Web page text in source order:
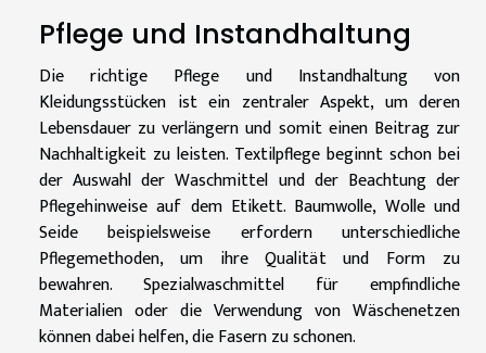
Pflege und Instandhaltung
Die richtige Pflege und Instandhaltung von
Kleidungsstücken ist ein zentraler Aspekt, um deren
Lebensdauer zu verlängern und somit einen Beitrag zur
Nachhaltigkeit zu leisten. Textilpflege beginnt schon bei
der Auswahl der Waschmittel und der Beachtung der
Pflegehinweise auf dem Etikett. Baumwolle, Wolle und
Seide beispielsweise erfordern unterschiedliche
Pflegemethoden, um ihre Qualität und Form zu
bewahren. Spezialwaschmittel für empfindliche
Materialien oder die Verwendung von Wäschenetzen
können dabei helfen, die Fasern zu schonen.